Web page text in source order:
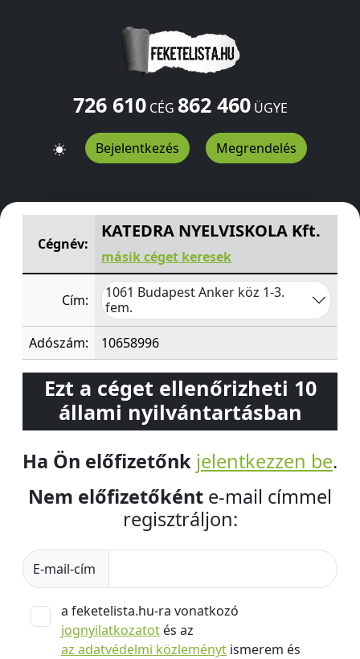
726 610CÉG 862 460ÜGYE
Bejelentkezés Megrendelés
KATEDRA NYELVISKOLA Kft. Anker köz 1-3. fem.
Cégnév:
KATEDRA NYELVISKOLA Kft.
másik céget keresek
Cím:
1061 Budapest Anker köz 1-3.
fem.
Adószám:
10658996
Ezt a céget ellenőrizheti 10
állami nyilvántartásban
Ha Ön előfizetőnk jelentkezzen be.
Nem előfizetőként e-mail címmel
regisztráljon:
E-mail-cím
a feketelista.hu-ra vonatkozó
jognyilatkozatot és az
az adatvédelmi közleményt ismerem és